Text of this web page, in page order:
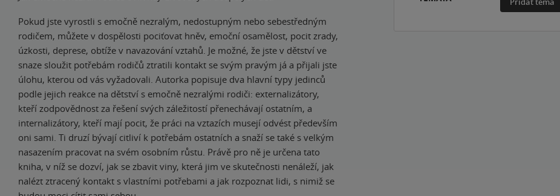
Pokud jste vyrostli s emočně nezralým, nedostupným nebo sebestředným
rodičem, můžete v dospělosti pociťovat hněv, emoční osamělost, pocit zrady,
úzkosti, deprese, obtíže v navazování vztahů. Je možné, že jste v dětství ve
snaze sloužit potřebám rodičů ztratili kontakt se svým pravým já a přijali jste
úlohu, kterou od vás vyžadovali. Autorka popisuje dva hlavní typy jedinců
podle jejich reakce na dětství s emočně nezralými rodiči: externalizátory,
kteří zodpovědnost za řešení svých záležitostí přenechávají ostatním, a
internalizátory, kteří mají pocit, že práci na vztazích musejí odvést především
oni sami. Ti druzí bývají citliví k potřebám ostatních a snaží se také s velkým
nasazením pracovat na svém osobním růstu. Právě pro ně je určena tato
kniha, v níž se dozví, jak se zbavit viny, která jim ve skutečnosti nenáleží, jak
nalézt ztracený kontakt s vlastními potřebami a jak rozpoznat lidi, s nimiž se